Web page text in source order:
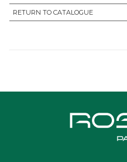
RETURN TO CATALOGUE